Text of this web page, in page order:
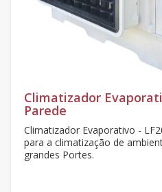
Climatizador
Parede - INOX
Climatizador Evaporativo -
utilizado para a climatização
médios e grandes Portes.